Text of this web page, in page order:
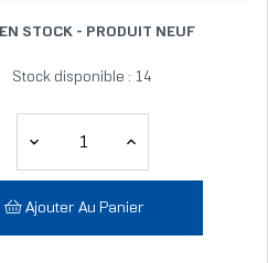
EN STOCK - PRODUIT NEUF
Stock disponible : 14
Ajouter Au Panier